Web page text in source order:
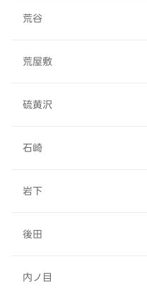
荒谷
荒屋敷
硫黄沢
石崎
岩下
後田
内ノ目